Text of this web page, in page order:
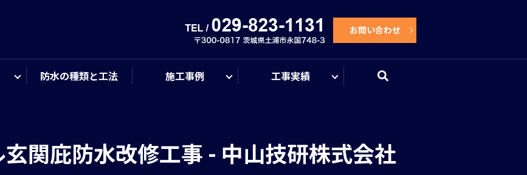
防水の種類と工法 施工事例 工事実績
お問い合わせ
関庇防水改修工事 - 中山技研株式会社